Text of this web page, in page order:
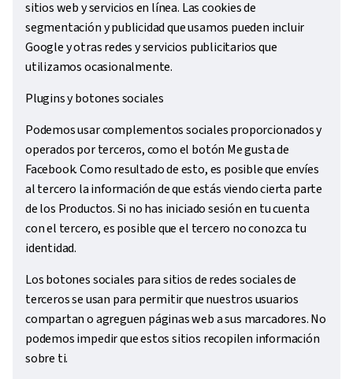
sitios web y servicios en línea. Las cookies de
segmentación y publicidad que usamos pueden incluir
Google y otras redes y servicios publicitarios que
utilizamos ocasionalmente.
Plugins y botones sociales
Podemos usar complementos sociales proporcionados y
operados por terceros, como el botón Me gusta de
Facebook. Como resultado de esto, es posible que envíes
al tercero la información de que estás viendo cierta parte
de los Productos. Si no has iniciado sesión en tu cuenta
con el tercero, es posible que el tercero no conozca tu
identidad.
Los botones sociales para sitios de redes sociales de
terceros se usan para permitir que nuestros usuarios
compartan o agreguen páginas web a sus marcadores. No
podemos impedir que estos sitios recopilen información
sobre ti.